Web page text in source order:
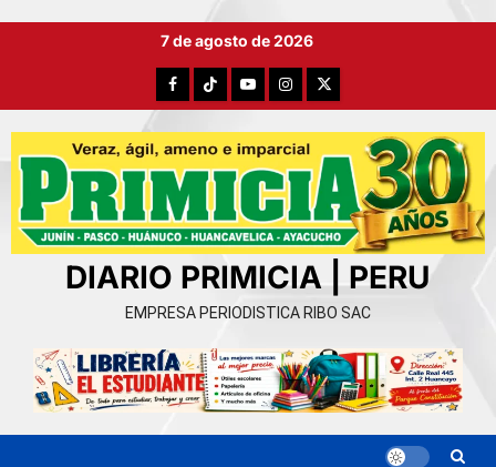
7 de agosto de 2026
FacebookTikTokYouTubeInstagram
X
DIARIO PRIMICIA | PERU
EMPRESA PERIODISTICA RIBO SAC